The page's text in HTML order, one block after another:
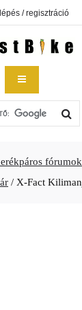
/ regisztráció
fórumok
/ X-Fact